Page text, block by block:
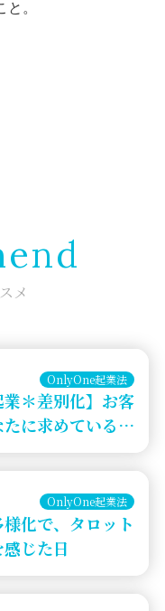
と。
メ
OnlyOne起業法
業＊差別化】お客
に求めているこ
OnlyOne起業法
化で、タロット
じた日